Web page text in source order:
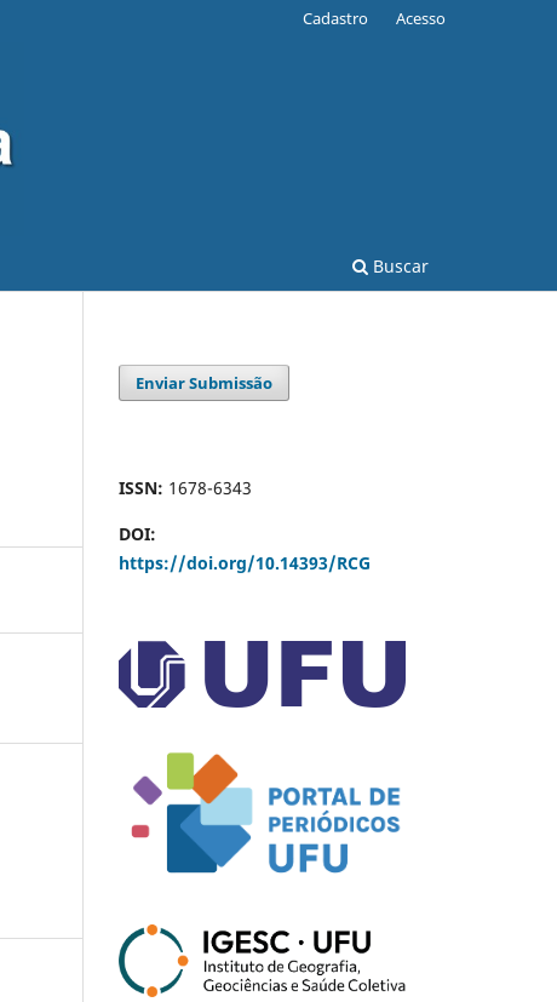
Buscar
Cadastro Acesso
Enviar Submissão
ISSN: 1678-6343
DOI:
https://doi.org/10.14393/RCG